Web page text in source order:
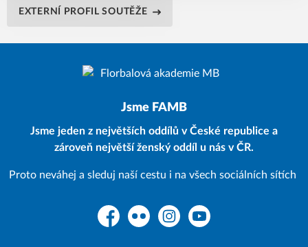
EXTERNÍ PROFIL SOUTĚŽE
Jsme FAMB
Jsme jeden z největších oddílů v České republice a
zároveň největší ženský oddíl u nás v ČR.
Proto neváhej a sleduj naší cestu i na všech sociálních sítích
FacebookFlickr InstagramYouTube